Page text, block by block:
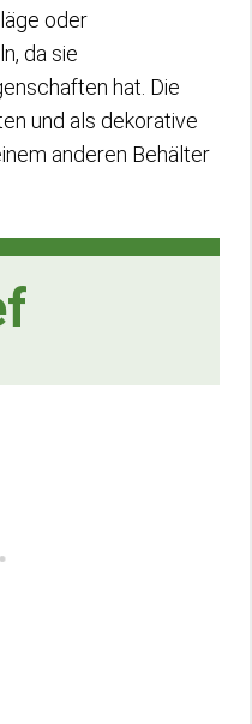
oder
da sie
hat. Die
und als dekorative
anderen Behälter